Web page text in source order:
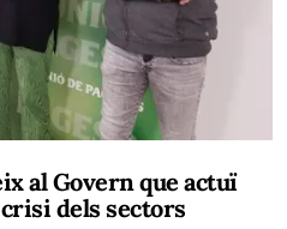
al Govern que actuï
dels sectors